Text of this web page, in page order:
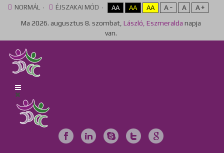
NORMÁL ÉJSZAKAI MÓD AA AA AA A - A A +
Ma 2026. augusztus 8. szombat, László, Eszmeralda napja
van.